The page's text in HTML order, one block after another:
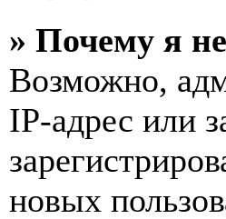
» Почему я
Возможно,
IP-адрес или
новых